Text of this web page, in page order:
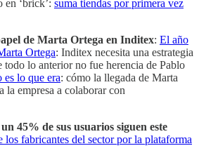
‘brick’: suma tiendas por primera vez
de Marta Ortega en Inditex: El año
Ortega: Inditex necesita una estrategia
todo lo anterior no fue herencia de Pablo
lo que era: cómo la llegada de Marta
la empresa a colaborar con
45% de sus usuarios siguen este
los fabricantes del sector por la plataforma